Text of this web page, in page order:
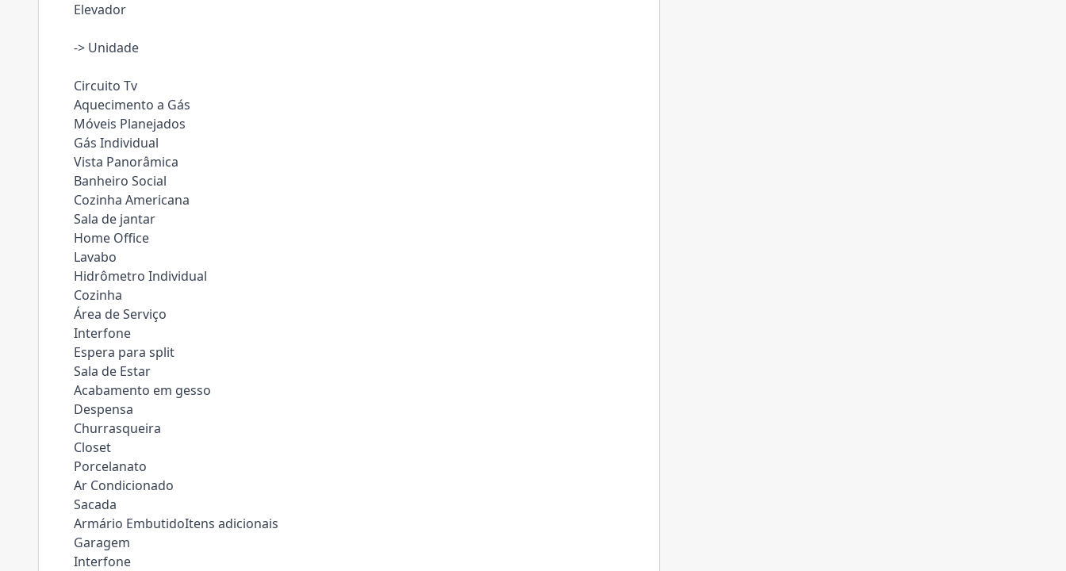
Elevador
-> Unidade
Circuito Tv
Aquecimento a Gás
Móveis Planejados
Gás Individual
Vista Panorâmica
Banheiro Social
Cozinha Americana
Sala de jantar
Home Office
Lavabo
Hidrômetro Individual
Cozinha
Área de Serviço
Interfone
Espera para split
Sala de Estar
Acabamento em gesso
Despensa
Churrasqueira
Closet
Porcelanato
Ar Condicionado
Sacada
Armário EmbutidoItens adicionais
Garagem
Interfone